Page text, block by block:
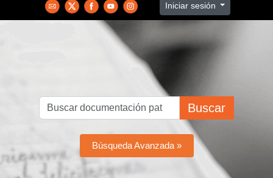
Iniciar sesión
Buscar
Búsqueda Avanzada »